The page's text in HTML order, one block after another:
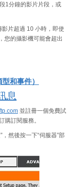
1分鐘的影片片段，或
片超過 10 小時，即使
您的攝影機可能會超出
和事件）
息
並註冊一個免費試
購訂閱服務。
然後按一下“伺服器”部